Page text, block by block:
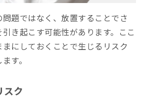
題ではなく、放置することでさ
き起こす可能性があります。ここ
にしておくことで生じるリスク
す。
スク